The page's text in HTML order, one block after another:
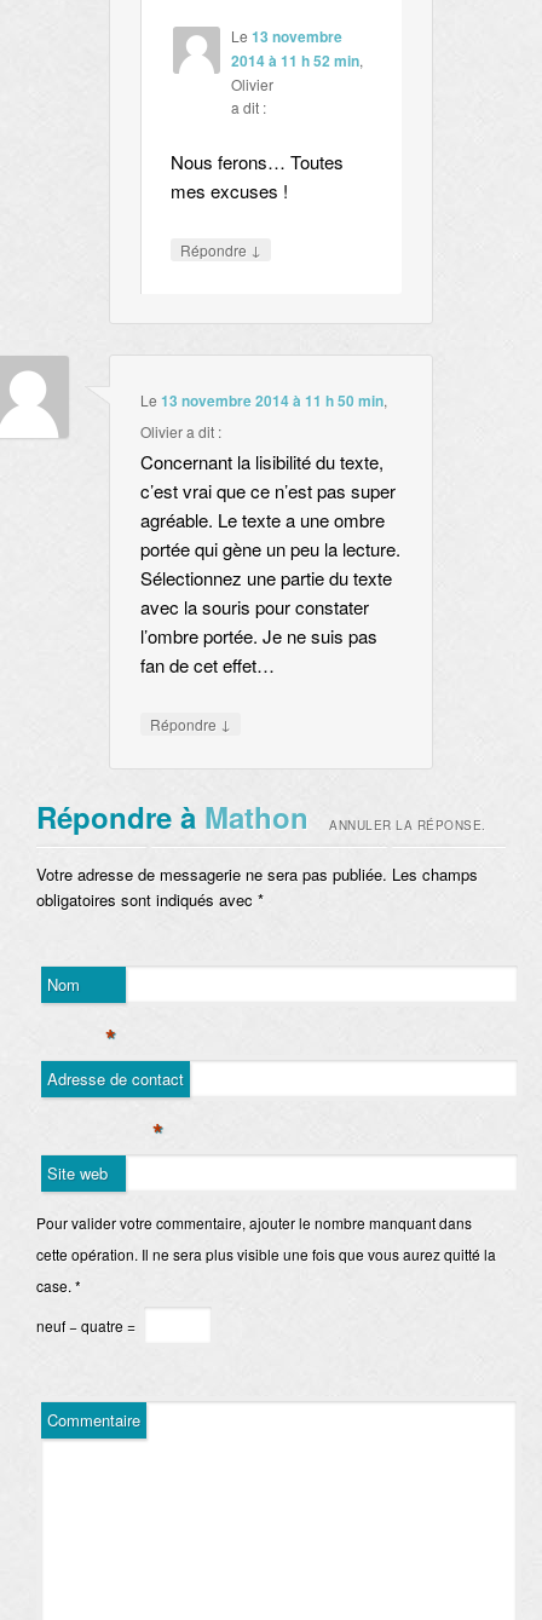
Le13 novembre
2014 à 11 h 52 min,
Olivier
a dit :
Nous ferons… Toutes
mes excuses !
Répondre ↓
Le 13 novembre 2014 à 11 h 50 min,
Oliviera dit :
Concernant la lisibilité du texte,
c’est vrai que ce n’est pas super
agréable. Le texte a une ombre
portée qui gène un peu la lecture.
Sélectionnez une partie du texte
avec la souris pour constater
l’ombre portée. Je ne suis pas
fan de cet effet…
Répondre ↓
Répondre à Mathon ANNULER LA RÉPONSE.
Votre adresse de messagerie ne sera pas publiée. Les champs
obligatoires sont indiqués avec *
Nom
*
Adresse de contact
*
Site web
Pour valider votre commentaire, ajouter le nombre manquant dans
cette opération. Il ne sera plus visible une fois que vous aurez quitté la
case. *
neuf − quatre =
Commentaire